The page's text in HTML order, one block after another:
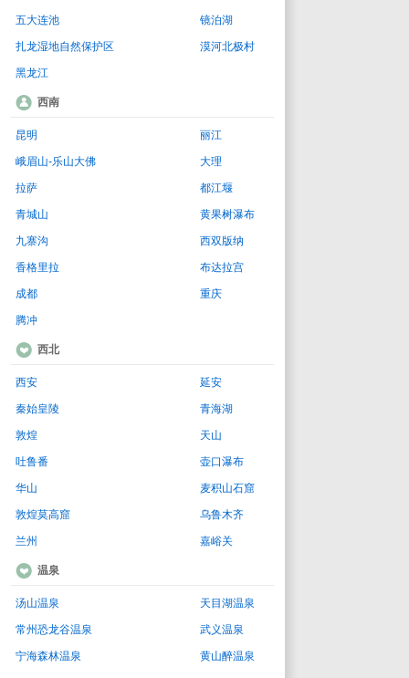
五大连池 镜泊湖
扎龙湿地自然保护区 漠河北极村
黑龙江
西南
昆明 丽江
峨眉山-乐山大佛 大理
拉萨 都江堰
青城山 黄果树瀑布
九寨沟 西双版纳
香格里拉 布达拉宫
成都 重庆
腾冲
西北
西安 延安
秦始皇陵 青海湖
敦煌 天山
吐鲁番 壶口瀑布
华山 麦积山石窟
敦煌莫高窟 乌鲁木齐
兰州 嘉峪关
温泉
汤山温泉 天目湖温泉
常州恐龙谷温泉 武义温泉
宁海森林温泉 黄山醉温泉